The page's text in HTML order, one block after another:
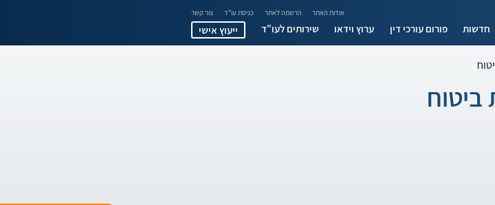
אודות האתר הרשמה לאתר כניסת עו"ד צור קשר
חדשות פורום עורכי דין ערוץ וידאו שירותים לעו"ד ייעוץ אישי